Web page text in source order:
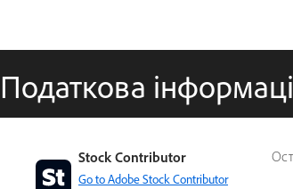
Податкова
Stock Contributor
Go to Adobe Stock Contributor
Посібник користувача для
авторів Stock